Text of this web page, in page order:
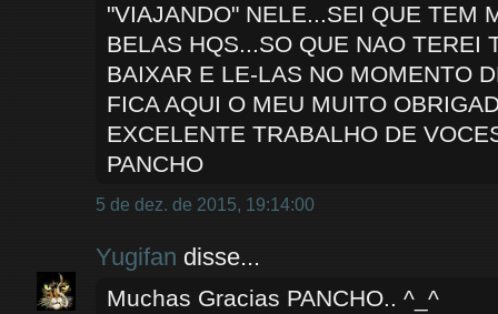
"VIAJANDO" NELE...SEI QUE TEM
BELAS HQS...SO QUE NAO TEREI
BAIXAR E LE-LAS NO MOMENTO
FICA AQUI O MEU MUITO
EXCELENTE TRABALHO DE
PANCHO
5 de dez. de 2015, 19:14:00
Yugifan disse...
Muchas Gracias PANCHO.. ^_^